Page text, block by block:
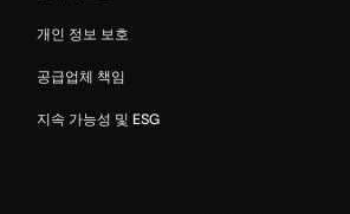
개인 정보 보호
공급업체 책임
지속 가능성 및 ESG